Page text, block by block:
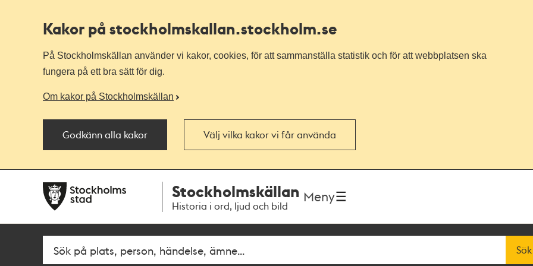
Kakor på stockholmskallan.stockholm.se
På Stockholmskällan använder vi kakor, cookies, för att sammanställa statistik och för att webbplatsen ska
fungera på ett bra sätt för dig.
Om kakor på Stockholmskällan
Godkänn alla kakor Välj vilka kakor vi får använda
navigationen
huvudinnehållet
Stockholmskällan
Historia i ord, ljud och bild
Meny
Fritextsök Sök